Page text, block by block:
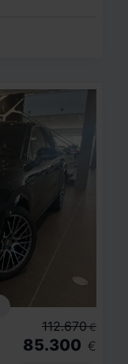
112.670 €
85.300 €